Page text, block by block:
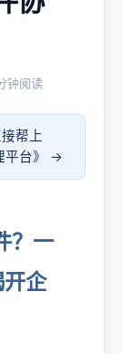
钟阅读
帮上
平台》 →
？一
企